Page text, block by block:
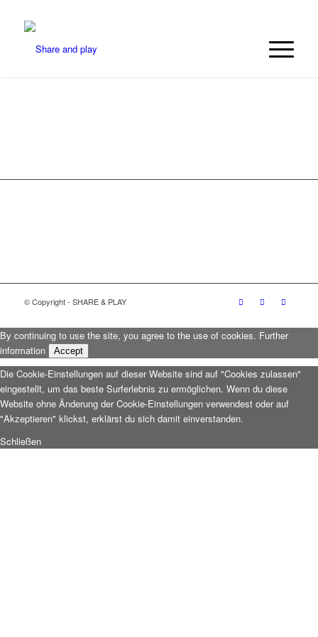
© Copyright - SHARE & PLAY
By continuing to use the site, you agree to the use of cookies. Further
information
Accept
Die Cookie-Einstellungen auf dieser Website sind auf "Cookies zulassen"
eingestellt, um das beste Surferlebnis zu ermöglichen. Wenn du diese
Website ohne Änderung der Cookie-Einstellungen verwendest oder auf
"Akzeptieren" klickst, erklärst du sich damit einverstanden.
Schließen